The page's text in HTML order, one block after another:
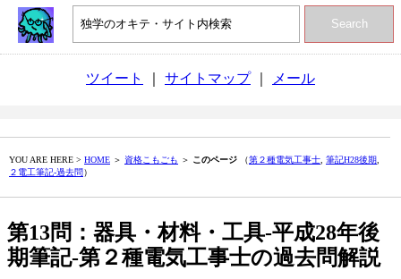
Search
ツイート サイトマップ｜ メール
YOU ARE HERE > HOME ＞ 資格こもごも ＞ このページ （第２種電気工事士 筆記H28後期
２電工筆記‐過去問）
第13問：器具・材料・工具‐平成28年後
期筆記‐第２種電気工事士の過去問解説